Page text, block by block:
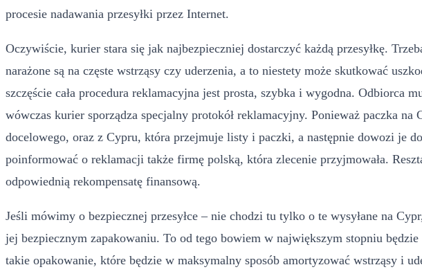
procesie nadawania przesyłki przez Internet.
Oczywiście, kurier stara się jak najbezpieczniej dostarczyć każdą przesyłkę.
narażone są na częste wstrząsy czy uderzenia, a to niestety może skutkować
szczęście cała procedura reklamacyjna jest prosta, szybka i wygodna. Odbiorca
wówczas kurier sporządza specjalny protokół reklamacyjny. Ponieważ paczka
docelowego, oraz z Cypru, która przejmuje listy i paczki, a następnie dowozi je
poinformować o reklamacji także firmę polską, która zlecenie przyjmowała.
odpowiednią rekompensatę finansową.
Jeśli mówimy o bezpiecznej przesyłce – nie chodzi tu tylko o te wysyłane na
jej bezpiecznym zapakowaniu. To od tego bowiem w największym stopniu
takie opakowanie, które będzie w maksymalny sposób amortyzować wstrząsy i